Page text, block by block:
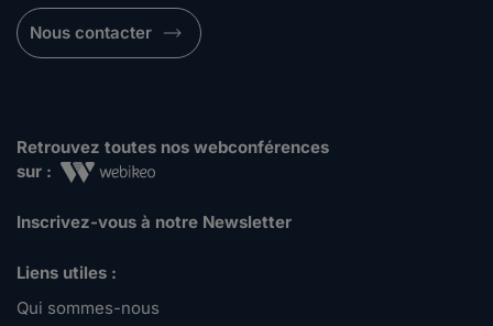
Nous contacter
Retrouvez toutes nos webconférences
sur :
Inscrivez-vous à notre Newsletter
Liens utiles :
Qui sommes-nous